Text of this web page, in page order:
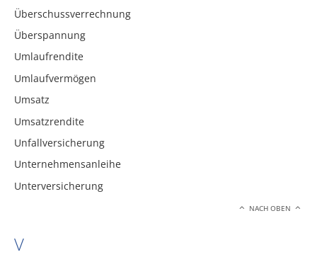
Überschussverrechnung
Überspannung
Umlaufrendite
Umlaufvermögen
Umsatz
Umsatzrendite
Unfallversicherung
Unternehmensanleihe
Unterversicherung
NACH OBEN
V